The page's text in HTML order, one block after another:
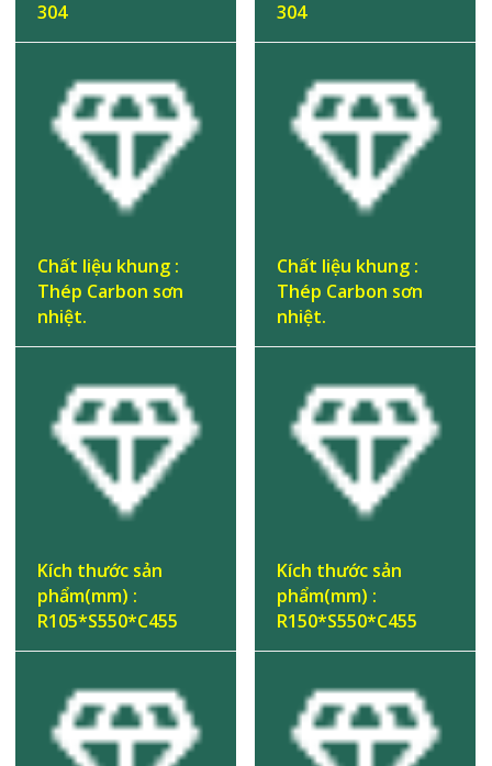
304
Chất liệu khung :
Thép Carbon sơn
nhiệt.
Kích thước sản
phẩm(mm) :
R105*S550*C455
304
Chất liệu khung :
Thép Carbon sơn
nhiệt.
Kích thước sản
phẩm(mm) :
R150*S550*C455